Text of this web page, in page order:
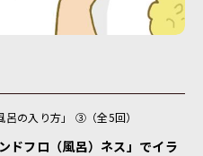
の入り方」 ③（全5回）
ドフロ（風呂）ネス」でイラ